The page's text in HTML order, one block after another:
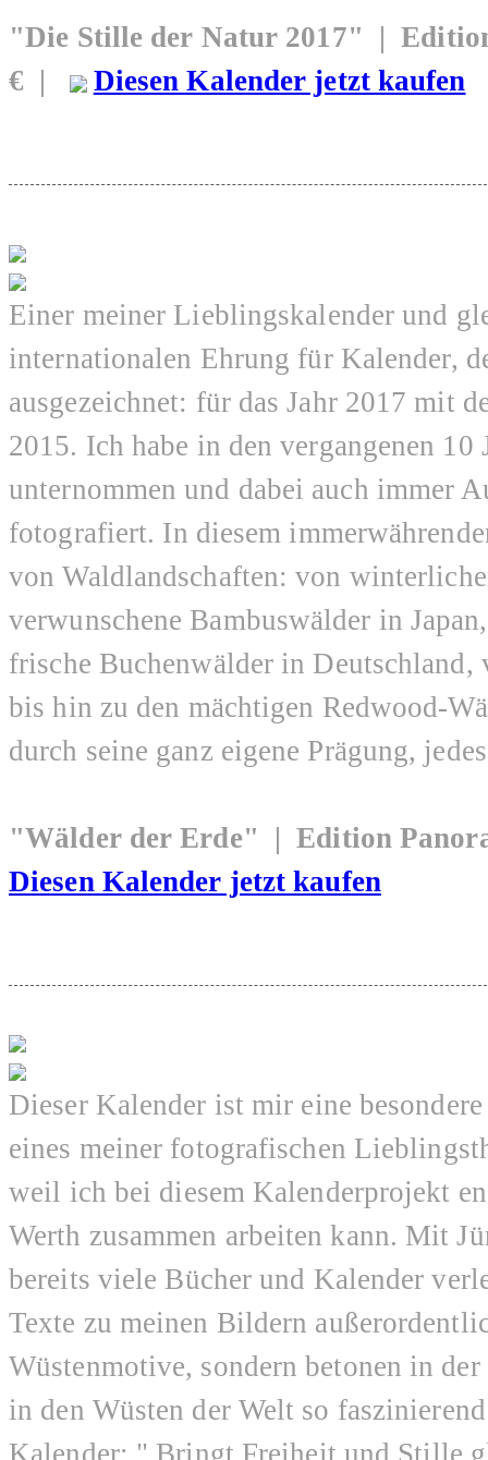
"Die Stille der Natur 2017" |
€ |
Diesen Kalender jetzt kaufen
Einer meiner Lieblingskalender und
internationalen Ehrung für Kalender,
ausgezeichnet: für das Jahr 2017 mit
2015. Ich habe in den vergangenen
unternommen und dabei auch immer
fotografiert. In diesem
von Waldlandschaften: von
verwunschene Bambuswälder in
frische Buchenwälder in
bis hin zu den mächtigen Redwood-
durch seine ganz eigene Prägung,
"Wälder der Erde" | Edition
Diesen Kalender jetzt kaufen
Dieser Kalender ist mir eine
eines meiner fotografischen
weil ich bei diesem Kalenderprojekt
Werth zusammen arbeiten kann. Mit
bereits viele Bücher und Kalender
Texte zu meinen Bildern
Wüstenmotive, sondern betonen in
in den Wüsten der Welt so
Kalender: " Bringt Freiheit und Stille